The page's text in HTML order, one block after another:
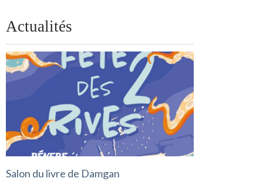
Actualités
Salon du livre de Damgan